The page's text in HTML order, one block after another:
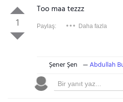
1
Too maa tezzz
Paylaş: Daha fazla
Şener Şen Abdullah